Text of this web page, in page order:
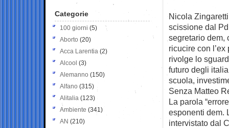
Nicola
scissione dal
segretario dem,
ricucire con
rivolge lo
futuro degli
scuola,
Senza Matteo
La parola
esponenti dem.
intervistato dal
Categorie
100 giorni (5)
Aborto (20)
Acca Larentia (2)
Alcool (3)
Alemanno (150)
Alfano (315)
Alitalia (123)
Ambiente (341)
AN (210)